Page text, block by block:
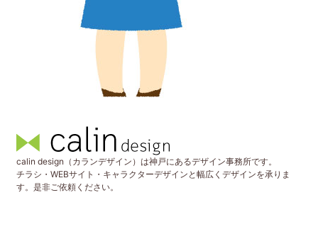
calin design（カランデザイン）は神戸にあるデザイン事務所です。
チラシ・WEBサイト・キャラクターデザインと幅広くデザインを承りま
す。是非ご依頼ください。